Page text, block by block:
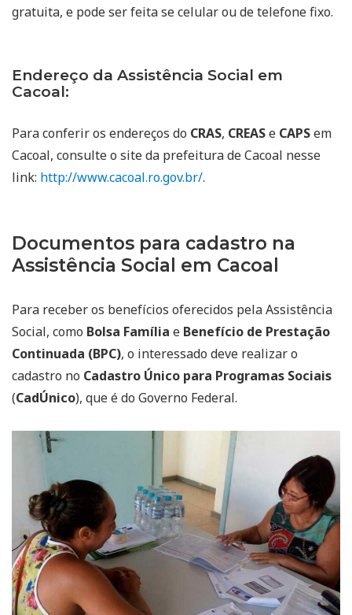
gratuita, e pode ser feita se celular ou de telefone fixo.
Endereço da Assistência Social em
Cacoal:
Para conferir os endereços do CRAS, CREASe CAPSem
Cacoal, consulte o site da prefeitura de Cacoal nesse
link: http://www.cacoal.ro.gov.br/.
Documentos para cadastro na
Assistência Social em Cacoal
Para receber os benefícios oferecidos pela Assistência
Social, como Bolsa Família e Benefício de Prestação
Continuada (BPC), o interessado deve realizar o
cadastro no Cadastro Único para Programas Sociais
(CadÚnico), que é do Governo Federal.